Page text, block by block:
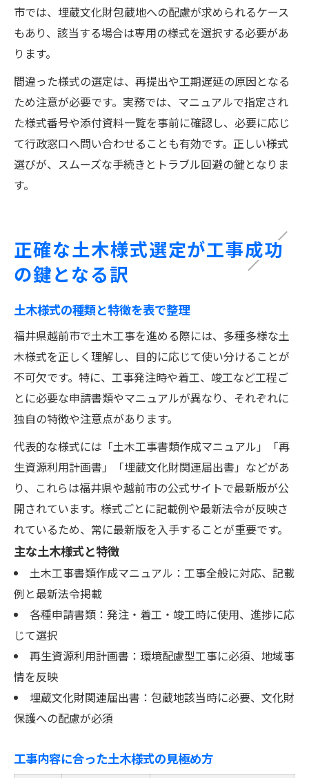
市では、埋蔵文化財包蔵地への配慮が求められるケース
もあり、該当する場合は専用の様式を選択する必要があ
ります。
間違った様式の選定は、再提出や工期遅延の原因となる
ため注意が必要です。実務では、マニュアルで指定され
た様式番号や添付資料一覧を事前に確認し、必要に応じ
て行政窓口へ問い合わせることも有効です。正しい様式
選びが、スムーズな手続きとトラブル回避の鍵となりま
す。
正確な土木様式選定が工事成功
の鍵となる訳
土木様式の種類と特徴を表で整理
福井県越前市で土木工事を進める際には、多種多様な土
木様式を正しく理解し、目的に応じて使い分けることが
不可欠です。特に、工事発注時や着工、竣工など工程ご
とに必要な申請書類やマニュアルが異なり、それぞれに
独自の特徴や注意点があります。
代表的な様式には「土木工事書類作成マニュアル」「再
生資源利用計画書」「埋蔵文化財関連届出書」などがあ
り、これらは福井県や越前市の公式サイトで最新版が公
開されています。様式ごとに記載例や最新法令が反映さ
れているため、常に最新版を入手することが重要です。
主な土木様式と特徴
土木工事書類作成マニュアル：工事全般に対応、記載
例と最新法令掲載
各種申請書類：発注・着工・竣工時に使用、進捗に応
じて選択
再生資源利用計画書：環境配慮型工事に必須、地域事
情を反映
埋蔵文化財関連届出書：包蔵地該当時に必要、文化財
保護への配慮が必須
工事内容に合った土木様式の見極め方